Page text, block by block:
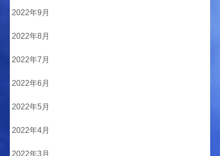
2022年9月
2022年8月
2022年7月
2022年6月
2022年5月
2022年4月
2022年3月